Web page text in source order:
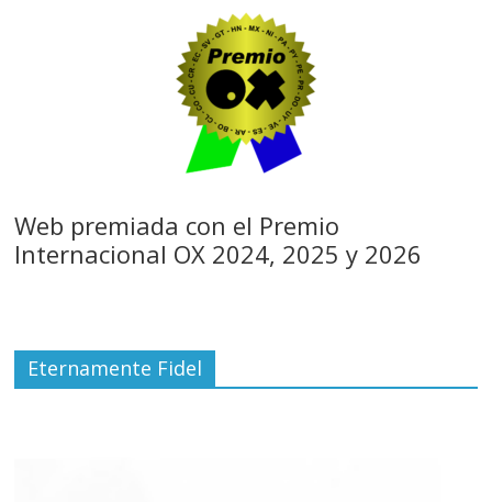
Web premiada con el Premio
Internacional OX 2024, 2025 y 2026
Eternamente Fidel